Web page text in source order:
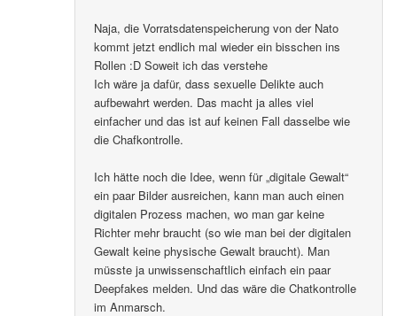
Naja, die Vorratsdatenspeicherung von der Nato
kommt jetzt endlich mal wieder ein bisschen ins
Rollen :D Soweit ich das verstehe
Ich wäre ja dafür, dass sexuelle Delikte auch
aufbewahrt werden. Das macht ja alles viel
einfacher und das ist auf keinen Fall dasselbe wie
die Chafkontrolle.
Ich hätte noch die Idee, wenn für „digitale Gewalt“
ein paar Bilder ausreichen, kann man auch einen
digitalen Prozess machen, wo man gar keine
Richter mehr braucht (so wie man bei der digitalen
Gewalt keine physische Gewalt braucht). Man
müsste ja unwissenschaftlich einfach ein paar
Deepfakes melden. Und das wäre die Chatkontrolle
im Anmarsch.